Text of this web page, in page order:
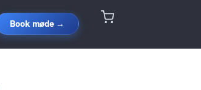
Book møde →